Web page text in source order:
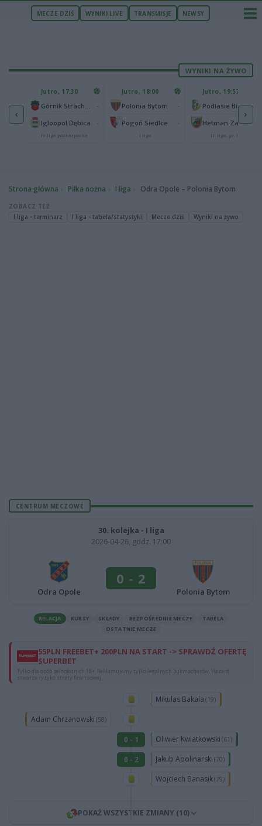
MECZE DZIŚ WYNIKI LIVE TRANSMISJE NEWSY
WYNIKI NA ŻYWO
‹
65
25
Jutro, 17:30
Igloopol Dębica
IV liga podkarpacka
Jutro, 18:00
Polonia Bytom
Pogoń Siedlce
I liga
Jutro, 19:57
Podlasie Biała Podlaska
Hetman Zamość
III liga, gr. IV
›
Strona główna Piłka nożna I liga Odra Opole – Polonia Bytom
ZOBACZ TEŻ
I liga - terminarz
I liga - tabela/statystyki Mecze dziś Wyniki na żywo
CENTRUM MECZOWE
30. kolejka - I liga
2026-04-26, godz. 17:00
Odra Opole
0 - 2
Polonia Bytom
RELACJA KURSY SKŁADY BEZPOŚREDNIE MECZE
TABELA
OSTATNIE MECZE
55PLN FREEBET+ 200PLN NA START -> SPRAWDŹ OFERTĘ
SUPERBET
Tylko dla osób pełnoletnich 18+. Reklamujemy tylko legalnych bukmacherów. Hazard
stwarza ryzyko straty finansowej.
Mikulas Bakala (19)
Adam Chrzanowski (58)
0 - 1 Oliwier Kwiatkowski (61)
0 - 2 Jakub Apolinarski (70)
Wojciech Banasik(79)
POKAŻ WSZYSTKIE ZMIANY (10)